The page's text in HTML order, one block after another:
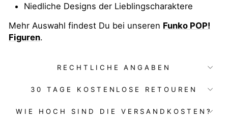
Niedliche Designs der Lieblingscharaktere
Mehr Auswahl findest Du bei unseren Funko POP!
Figuren.
RECHTLICHE ANGABEN
30 TAGE KOSTENLOSE RETOUREN
WIE HOCH SIND DIE VERSANDKOSTEN?